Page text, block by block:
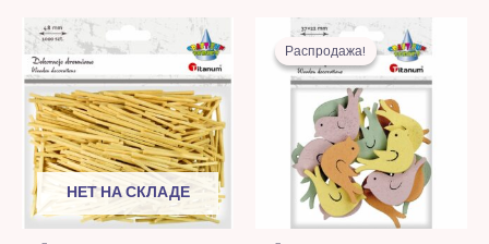
НЕТ НА СКЛАДЕ
Распродажа!
Распродажа!
Первоначальная
цена
составляла
39,00 MDL.
цена:
15,00 MDL.